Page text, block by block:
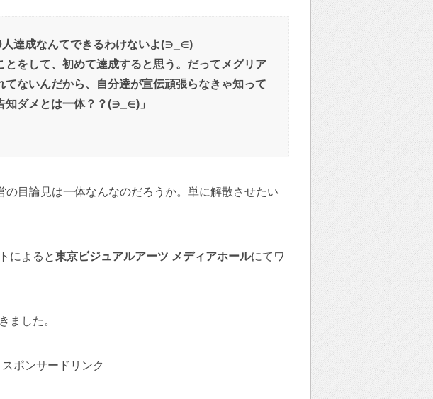
人達成なんてできるわけないよ(∋_∈)
をして、初めて達成すると思う。だってメグリア
ないんだから、自分達が宣伝頑張らなきゃ知って
知ダメとは一体？？(∋_∈)」
目論見は一体なんなのだろうか。単に解散させたい
によると東京ビジュアルアーツ メディアホールにてワ
ました。
スポンサードリンク